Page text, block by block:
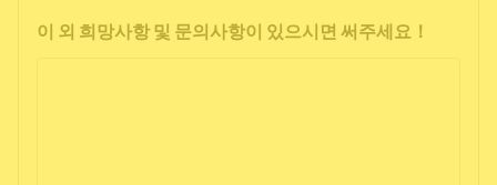
이 외 희망사항 및 문의사항이 있으시면 써주세요！